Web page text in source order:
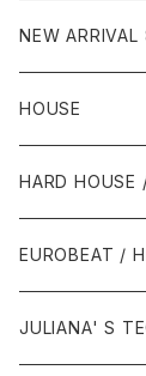
NEW
HOUSE
1980年代
1987年・以前
1988年
1990年代
1990年
2000年代
HARD HOUSE
1990年代
1994年・以前
2000年代
EUROBEAT /
1980年代
JULIANA' S